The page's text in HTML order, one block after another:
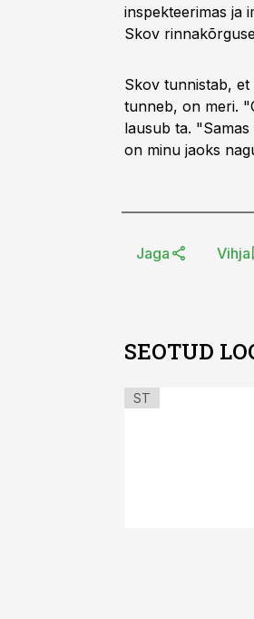
inspekteerimas ja
Skov
Skov tunnistab, et
tunneb, on meri.
lausub ta.
on minu jaoks
Jaga Vihja
SEOTUD
ST